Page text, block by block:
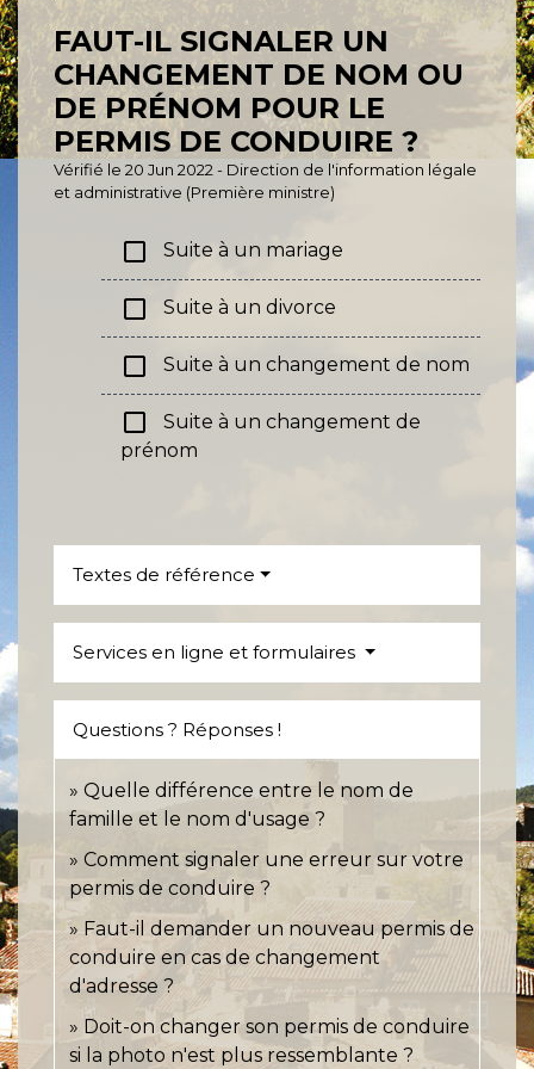
FAUT-IL SIGNALER UN
CHANGEMENT DE NOM OU
DE PRÉNOM POUR LE
PERMIS DE CONDUIRE ?
Vérifié le 20 Jun 2022 - Direction de l'information légale
et administrative (Première ministre)
check_box_outline_blank Suite à un mariage
check_box_outline_blank Suite à un divorce
check_box_outline_blank Suite à un changement de nom
check_box_outline_blank
Suite à un changement de
prénom
Textes de référence
Services en ligne et formulaires
Questions ? Réponses !
Quelle différence entre le nom de
famille et le nom d'usage ?
Comment signaler une erreur sur votre
permis de conduire ?
Faut-il demander un nouveau permis de
conduire en cas de changement
d'adresse ?
Doit-on changer son permis de conduire
si la photo n'est plus ressemblante ?